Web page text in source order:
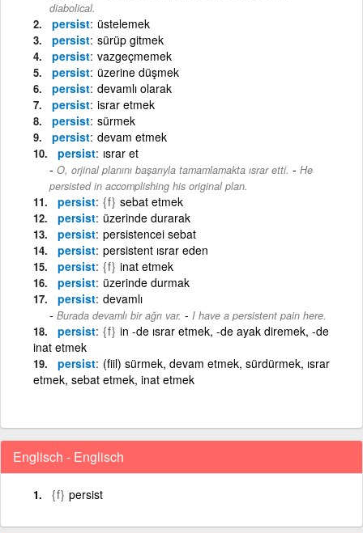
diabolical.
persist üstelemek
persist sürüp gitmek
persist vazgeçmemek
persist üzerine düşmek
persist devamlı olarak
persist israr etmek
persist sürmek
persist devam etmek
persist ısrar et
O, orjinal planını başarıyla tamamlamakta ısrar etti. - He
persisted in accomplishing his original plan.
persist {f} sebat etmek
persist üzerinde durarak
persist persistencei sebat
persist persistent ısrar eden
persist {f} inat etmek
persist üzerinde durmak
persist devamlı
Burada devamlı bir ağrı var. - I have a persistent pain here.
persist {f} in -de ısrar etmek, -de ayak diremek, -de
inat etmek
persist (fiil) sürmek, devam etmek, sürdürmek, ısrar
etmek, sebat etmek, inat etmek
Englisch - Englisch
{f} persist